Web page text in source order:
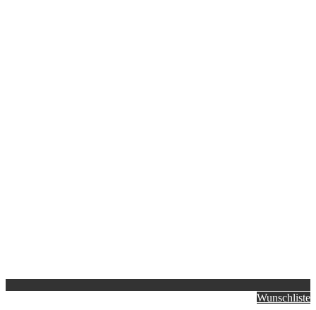
Wunschliste